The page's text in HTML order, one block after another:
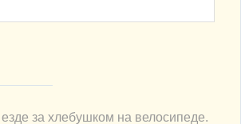
за хлебушком на велосипеде.